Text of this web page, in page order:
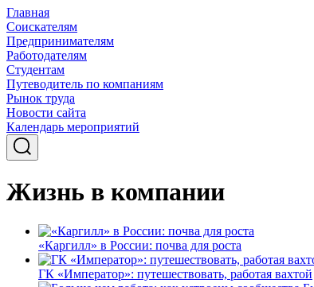
Главная
Соискателям
Предпринимателям
Работодателям
Студентам
Путеводитель по компаниям
Рынок труда
Новости сайта
Календарь мероприятий
Жизнь в компании
«Каргилл» в России: почва для роста
ГК «Император»: путешествовать, работая вахтой